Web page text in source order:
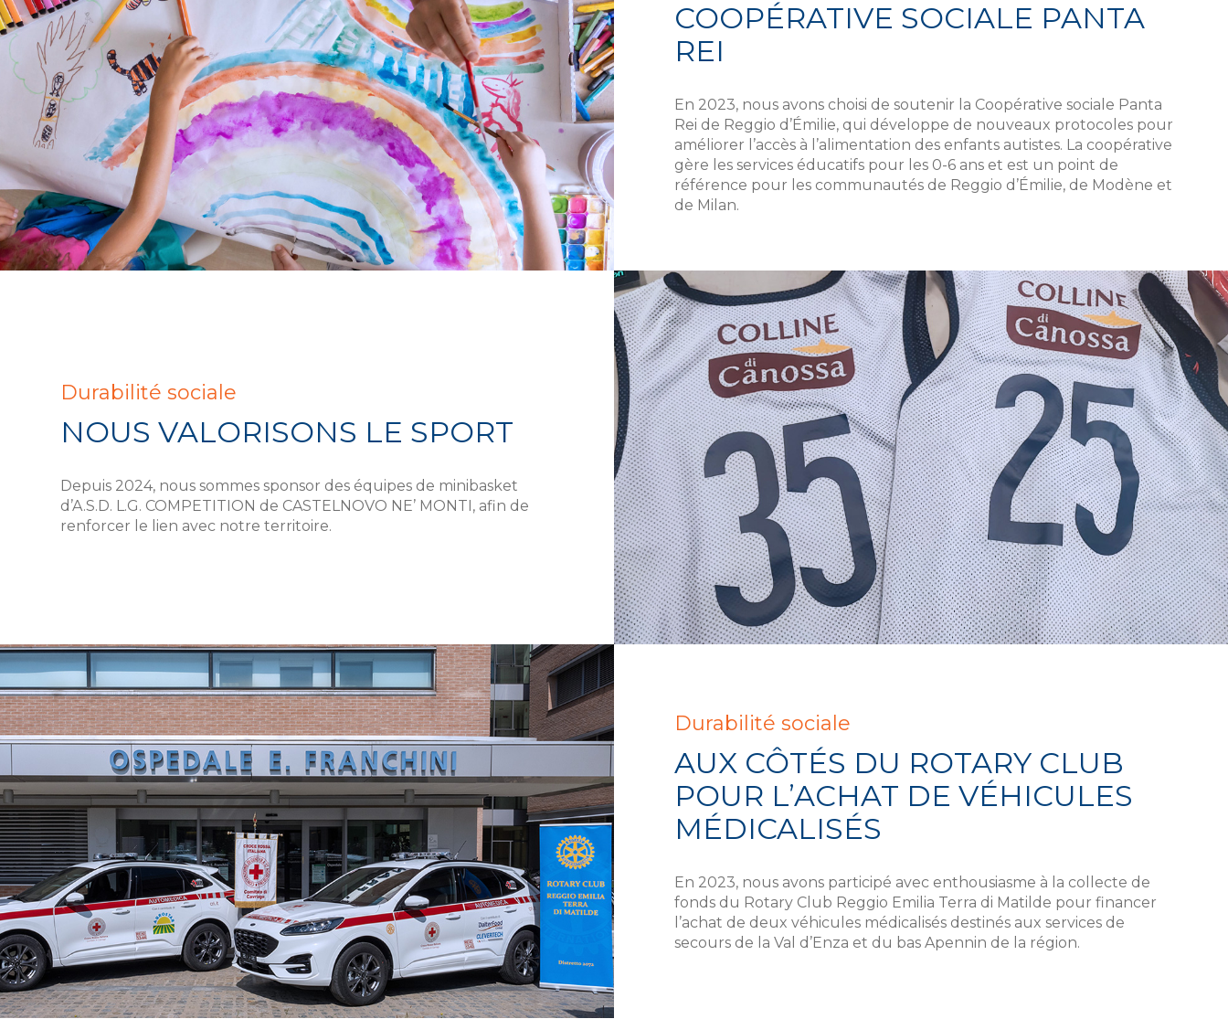
COOPÉRATIVE SOCIALE PANTA
REI
En 2023, nous avons choisi de soutenir la Coopérative sociale Panta
Rei de Reggio d’Émilie, qui développe de nouveaux protocoles pour
améliorer l’accès à l’alimentation des enfants autistes. La coopérative
gère les services éducatifs pour les 0-6 ans et est un point de
référence pour les communautés de Reggio d’Émilie, de Modène et
de Milan.
Durabilité sociale
NOUS VALORISONS LE SPORT
Depuis 2024, nous sommes sponsor des équipes de minibasket
d’A.S.D. L.G. COMPETITION de CASTELNOVO NE’ MONTI, afin de
renforcer le lien avec notre territoire.
Durabilité sociale
AUX CÔTÉS DU ROTARY CLUB
POUR L’ACHAT DE VÉHICULES
MÉDICALISÉS
En 2023, nous avons participé avec enthousiasme à la collecte de
fonds du Rotary Club Reggio Emilia Terra di Matilde pour financer
l’achat de deux véhicules médicalisés destinés aux services de
secours de la Val d’Enza et du bas Apennin de la région.